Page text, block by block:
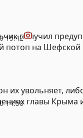
15:42Видео
получил
потоп на Шефской
14:50
их увольняет,
главы Крыма